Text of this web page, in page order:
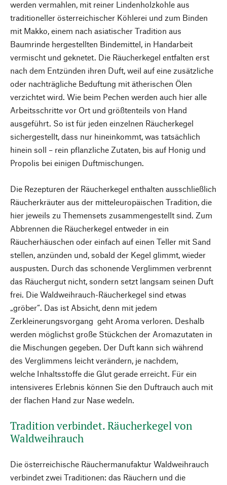
werden vermahlen, mit reiner Lindenholzkohle aus
traditioneller österreichischer Köhlerei und zum Binden
mit Makko, einem nach asiatischer Tradition aus
Baumrinde hergestellten Bindemittel, in Handarbeit
vermischt und geknetet. Die Räucherkegel entfalten erst
nach dem Entzünden ihren Duft, weil auf eine zusätzliche
oder nachträgliche Beduftung mit ätherischen Ölen
verzichtet wird. Wie beim Pechen werden auch hier alle
Arbeitsschritte vor Ort und größtenteils von Hand
ausgeführt. So ist für jeden einzelnen Räucherkegel
sichergestellt, dass nur hineinkommt, was tatsächlich
hinein soll – rein pflanzliche Zutaten, bis auf Honig und
Propolis bei einigen Duftmischungen.
Die Rezepturen der Räucherkegel enthalten ausschließlich
Räucherkräuter aus der mitteleuropäischen Tradition, die
hier jeweils zu Themensets zusammengestellt sind. Zum
Abbrennen die Räucherkegel entweder in ein
Räucherhäuschen oder einfach auf einen Teller mit Sand
stellen, anzünden und, sobald der Kegel glimmt, wieder
auspusten. Durch das schonende Verglimmen verbrennt
das Räuchergut nicht, sondern setzt langsam seinen Duft
frei. Die Waldweihrauch-Räucherkegel sind etwas
„gröber“. Das ist Absicht, denn mit jedem
Zerkleinerungsvorgang geht Aroma verloren. Deshalb
werden möglichst große Stückchen der Aromazutaten in
die Mischungen gegeben. Der Duft kann sich während
des Verglimmens leicht verändern, je nachdem,
welche Inhaltsstoffe die Glut gerade erreicht. Für ein
intensiveres Erlebnis können Sie den Duftrauch auch mit
der flachen Hand zur Nase wedeln.
Tradition verbindet. Räucherkegel von
Waldweihrauch
Die österreichische Räuchermanufaktur Waldweihrauch
verbindet zwei Traditionen: das Räuchern und die